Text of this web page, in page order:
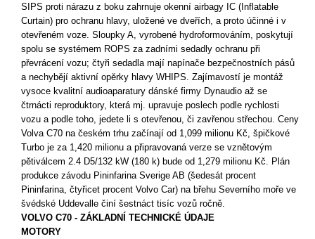
SIPS proti nárazu z boku zahrnuje okenní airbagy IC (Inflatable
Curtain) pro ochranu hlavy, uložené ve dveřích, a proto účinné i v
otevřeném voze. Sloupky A, vyrobené hydroformováním, poskytují
spolu se systémem ROPS za zadními sedadly ochranu při
převrácení vozu; čtyři sedadla mají napínače bezpečnostních pásů
a nechybějí aktivní opěrky hlavy WHIPS. Zajímavostí je montáž
vysoce kvalitní audioaparatury dánské firmy Dynaudio až se
čtrnácti reproduktory, která mj. upravuje poslech podle rychlosti
vozu a podle toho, jedete li s otevřenou, či zavřenou střechou. Ceny
Volva C70 na českém trhu začínají od 1,099 milionu Kč, špičkové
Turbo je za 1,420 milionu a připravovaná verze se vznětovým
pětiválcem 2.4 D5/132 kW (180 k) bude od 1,279 milionu Kč. Plán
produkce závodu Pininfarina Sverige AB (šedesát procent
Pininfarina, čtyřicet procent Volvo Car) na břehu Severního moře ve
švédské Uddevalle činí šestnáct tisíc vozů ročně.
VOLVO C70 - ZÁKLADNÍ TECHNICKÉ ÚDAJE
MOTORY